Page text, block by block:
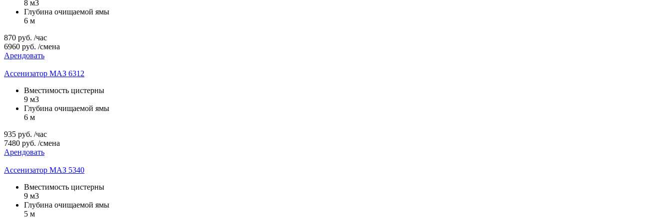
8 м3
Глубина очищаемой ямы
6 м
870 руб. /час
6960 руб. /смена
Арендовать
Ассенизатор МАЗ 6312
Вместимость цистерны
9 м3
Глубина очищаемой ямы
6 м
935 руб. /час
7480 руб. /смена
Арендовать
Ассенизатор МАЗ 5340
Вместимость цистерны
9 м3
Глубина очищаемой ямы
5 м